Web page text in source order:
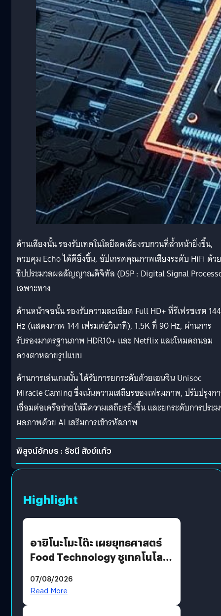
ด้านเสียงนั้น รองรับเทคโนโลยีลดเสียงรบกวนที่ล้ำหน้ายิ่งขึ้น,
ควบคุม Echo ได้ดียิ่งขึ้น, อัปเกรดคุณภาพเสียงระดับ HiFi ด้วย
ชิปประมวลผลสัญญาณดิจิทัล (DSP : Digital Signal
เฉพาะทาง
ด้านหน้าจอนั้น รองรับความละเอียด Full HD+ ที่รีเฟรชเรต 144
Hz (แสดงภาพ 144 เฟรมต่อวินาที), 1.5K ที่ 90 Hz, ผ่านการ
รับรองมาตรฐานภาพ HDR10+ และ Netflix และโหมดถนอม
ดวงตาหลายรูปแบบ
ด้านการเล่นเกมนั้น ได้รับการยกระดับด้วยเอนจิน Unisoc
Miracle Gaming ซึ่งเน้นความเสถียรของเฟรมภาพ, ปรับปรุงก
เชื่อมต่อเครือข่ายให้มีความเสถียรยิ่งขึ้น และยกระดับการประ
ผลภาพด้วย AI เสริมการเข้ารหัสภาพ
พิสูจน์อักษร : รัชนี สังข์แก้ว
Highlight
อายิโนะโมะโต๊ะ เผยยุทธศาสตร์
Food Technology ชูเทคโนโลยี
บริโภคและ B2B
07/08/2026
Read More